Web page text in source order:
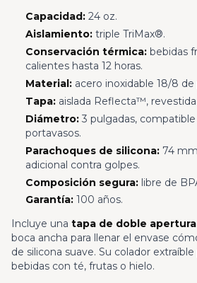
Capacidad:24 oz.
Aislamiento:triple TriMax®.
Conservación térmica:bebidas
calientes hasta 12 horas.
Material:acero inoxidable 18/8 de
Tapa:aislada Reflecta™, revestida
Diámetro:3 pulgadas,
portavasos.
Parachoques de silicona:74 mm
adicional contra golpes.
Composición segura:libre de
Garantía:100 años.
Incluye una tapa de doble
boca ancha para llenar el envase
de silicona suave. Su colador
bebidas con té, frutas o hielo.